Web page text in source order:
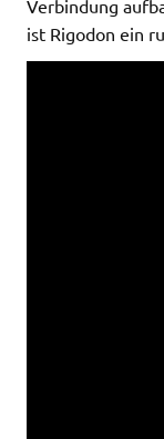
Verbindung
ist Rigodon ein